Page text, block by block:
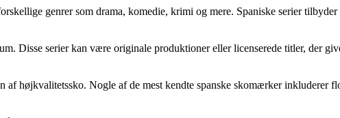
genrer som drama, komedie, krimi og mere. Spaniske serier
Disse serier kan være originale produktioner eller licenserede titler, der
højkvalitetssko. Nogle af de mest kendte spanske skomærker